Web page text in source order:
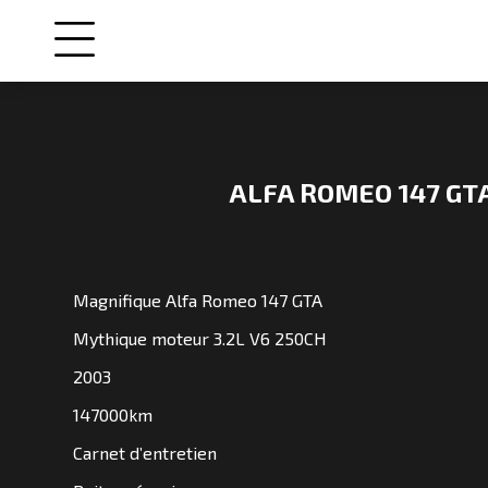
VENDUES
NOS
ENGAGEMENTS
QUI
ALFA ROMEO 147
Magnifique Alfa Romeo 147 GTA
Mythique moteur 3.2L V6 250CH
2003
147000km
Carnet d’entretien